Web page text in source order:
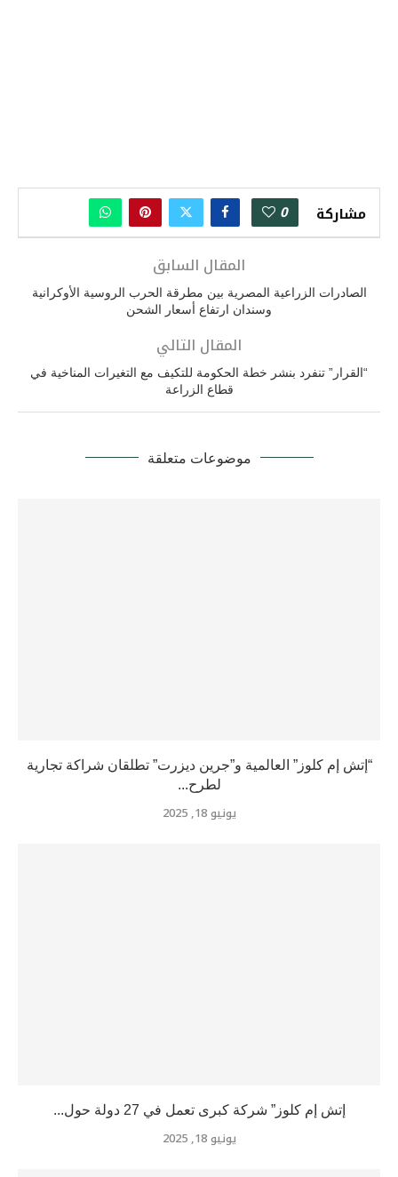
مشاركة 0
المقال السابق
الصادرات الزراعية المصرية بين مطرقة الحرب الروسية الأوكرانية
وسندان ارتفاع أسعار الشحن
المقال التالي
“القرار” تنفرد بنشر خطة الحكومة للتكيف مع التغيرات المناخية في
قطاع الزراعة
موضوعات متعلقة
“إتش إم كلوز” العالمية و”جرين ديزرت” تطلقان شراكة تجارية
لطرح...
يونيو 18, 2025
إتش إم كلوز” شركة كبرى تعمل في 27 دولة حول...
يونيو 18, 2025